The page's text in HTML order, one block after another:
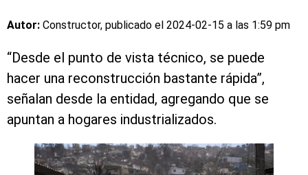
Autor: Constructor, publicado el 2024-02-15 a las 1:59 pm
“Desde el punto de vista técnico, se puede
hacer una reconstrucción bastante rápida”,
señalan desde la entidad, agregando que se
apuntan a hogares industrializados.